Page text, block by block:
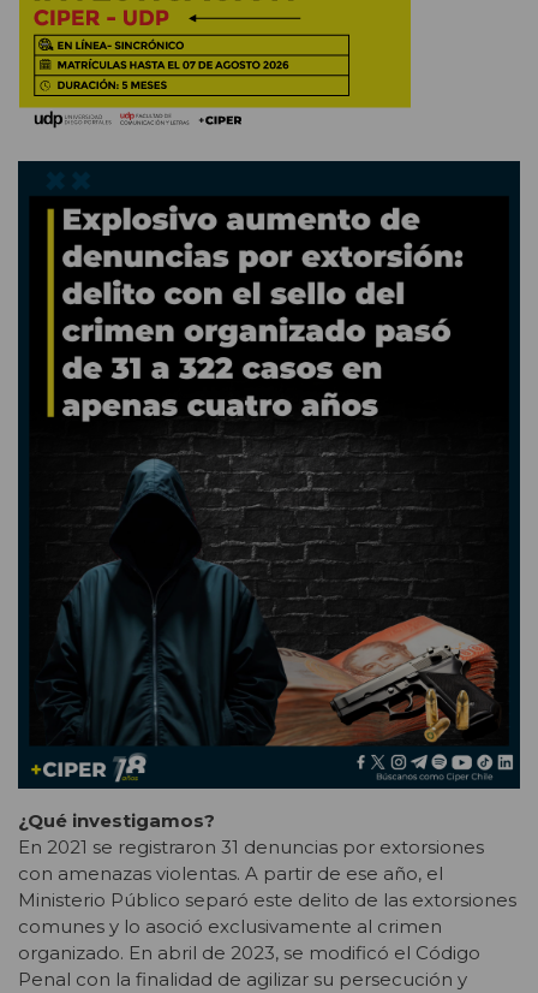
¿Qué investigamos?
En 2021 se registraron 31 denuncias por extorsiones
con amenazas violentas. A partir de ese año, el
Ministerio Público separó este delito de las extorsiones
comunes y lo asoció exclusivamente al crimen
organizado. En abril de 2023, se modificó el Código
Penal con la finalidad de agilizar su persecución y